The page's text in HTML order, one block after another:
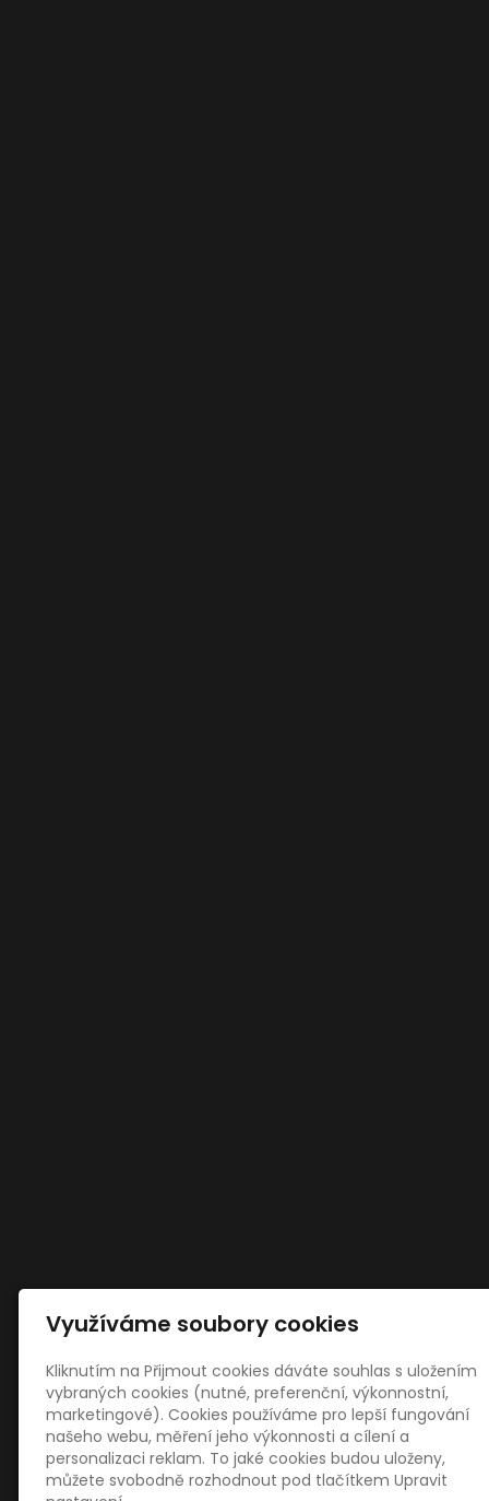
Využíváme soubory cookies
Kliknutím na Přijmout cookies dáváte souhlas s uložením
vybraných cookies (nutné, preferenční, výkonnostní,
marketingové). Cookies používáme pro lepší fungování
našeho webu, měření jeho výkonnosti a cílení a
personalizaci reklam. To jaké cookies budou uloženy,
můžete svobodně rozhodnout pod tlačítkem Upravit